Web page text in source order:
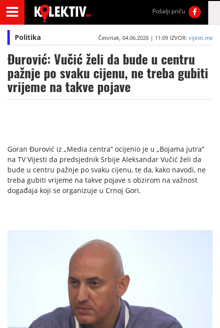
Pošalji priču
Politika Četvrtak, 04.06.2026 | 11:09 IZVOR: vijesti.me
Đurović: Vučić želi da bude u centru
pažnje po svaku cijenu, ne treba gubiti
vrijeme na takve pojave
Goran Đurović iz „Media centra“ ocijenio je u „Bojama jutra“
na TV Vijesti da predsjednik Srbije Aleksandar Vučić želi da
bude u centru pažnje po svaku cijenu, te da, kako navodi, ne
treba gubiti vrijeme na takve pojave s obzirom na važnost
događaja koji se organizuje u Crnoj Gori.